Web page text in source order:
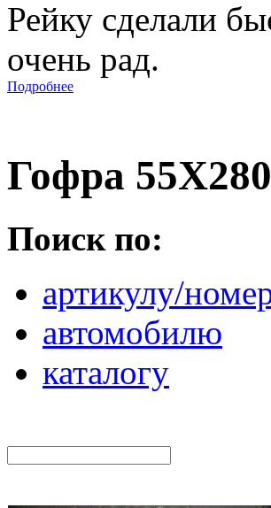
Рейку сделали
очень рад.
Подробнее
Гофра
Поиск по:
артикулу/
автомобилю
каталогу